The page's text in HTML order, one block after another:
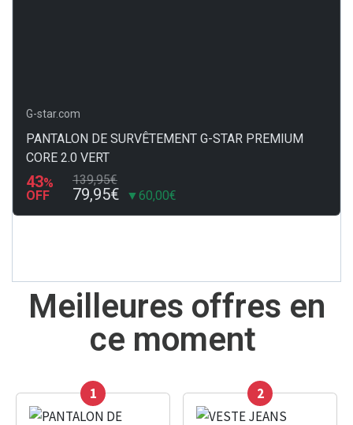
G-star.com
PANTALON DE SURVÊTEMENT G-STAR PREMIUM
CORE 2.0 VERT
43%
OFF
139,95€
79,95€ ▼60,00€
Meilleures offres en
ce moment
1 2